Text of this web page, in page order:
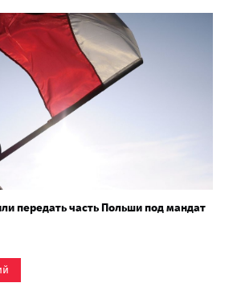
передать часть Польши под мандат